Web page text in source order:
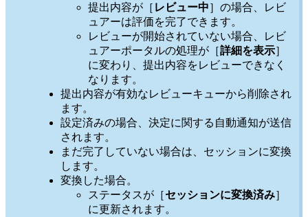
提出内容が［ レビュー中］の場合、レビ
ュアーは評価を完了できます。
レビューが開始されていない場合、レビ
ュアーポータルの処理が［詳細を表示］
に変わり、提出内容をレビューできなく
なります。
提出内容が有効なレビューキューから削除され
ます。
設定済みの場合、決定に関する自動通知が送信
されます。
まだ完了していない場合は、セッションに変換
します。
変換した場合。
ステータスが［セッションに変換済み］
に更新されます。